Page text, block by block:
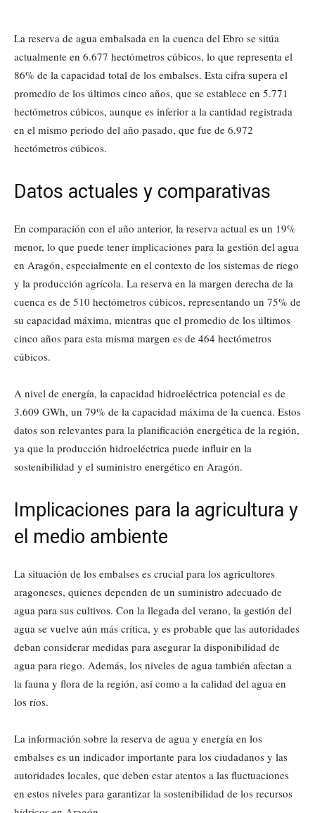
La reserva de agua embalsada en la cuenca del Ebro se sitúa
actualmente en 6.677 hectómetros cúbicos, lo que representa el
86% de la capacidad total de los embalses. Esta cifra supera el
promedio de los últimos cinco años, que se establece en 5.771
hectómetros cúbicos, aunque es inferior a la cantidad registrada
en el mismo periodo del año pasado, que fue de 6.972
hectómetros cúbicos.
Datos actuales y comparativas
En comparación con el año anterior, la reserva actual es un 19%
menor, lo que puede tener implicaciones para la gestión del agua
en Aragón, especialmente en el contexto de los sistemas de riego
y la producción agrícola. La reserva en la margen derecha de la
cuenca es de 510 hectómetros cúbicos, representando un 75% de
su capacidad máxima, mientras que el promedio de los últimos
cinco años para esta misma margen es de 464 hectómetros
cúbicos.
A nivel de energía, la capacidad hidroeléctrica potencial es de
3.609 GWh, un 79% de la capacidad máxima de la cuenca. Estos
datos son relevantes para la planificación energética de la región,
ya que la producción hidroeléctrica puede influir en la
sostenibilidad y el suministro energético en Aragón.
Implicaciones para la agricultura y
el medio ambiente
La situación de los embalses es crucial para los agricultores
aragoneses, quienes dependen de un suministro adecuado de
agua para sus cultivos. Con la llegada del verano, la gestión del
agua se vuelve aún más crítica, y es probable que las autoridades
deban considerar medidas para asegurar la disponibilidad de
agua para riego. Además, los niveles de agua también afectan a
la fauna y flora de la región, así como a la calidad del agua en
los ríos.
La información sobre la reserva de agua y energía en los
embalses es un indicador importante para los ciudadanos y las
autoridades locales, que deben estar atentos a las fluctuaciones
en estos niveles para garantizar la sostenibilidad de los recursos